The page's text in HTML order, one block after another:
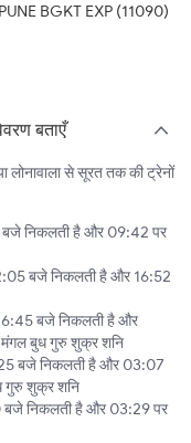
BGKT EXP (11090)
बताएँ
से सूरत तक की ट्रेनों
बजे निकलती है और 09:42 पर
बजे निकलती है और 16:52
बजे निकलती है और
बुध गुरु शुक्र शनि
बजे निकलती है और 03:07
गुरु शुक्र शनि
बजे निकलती है और 03:29 पर